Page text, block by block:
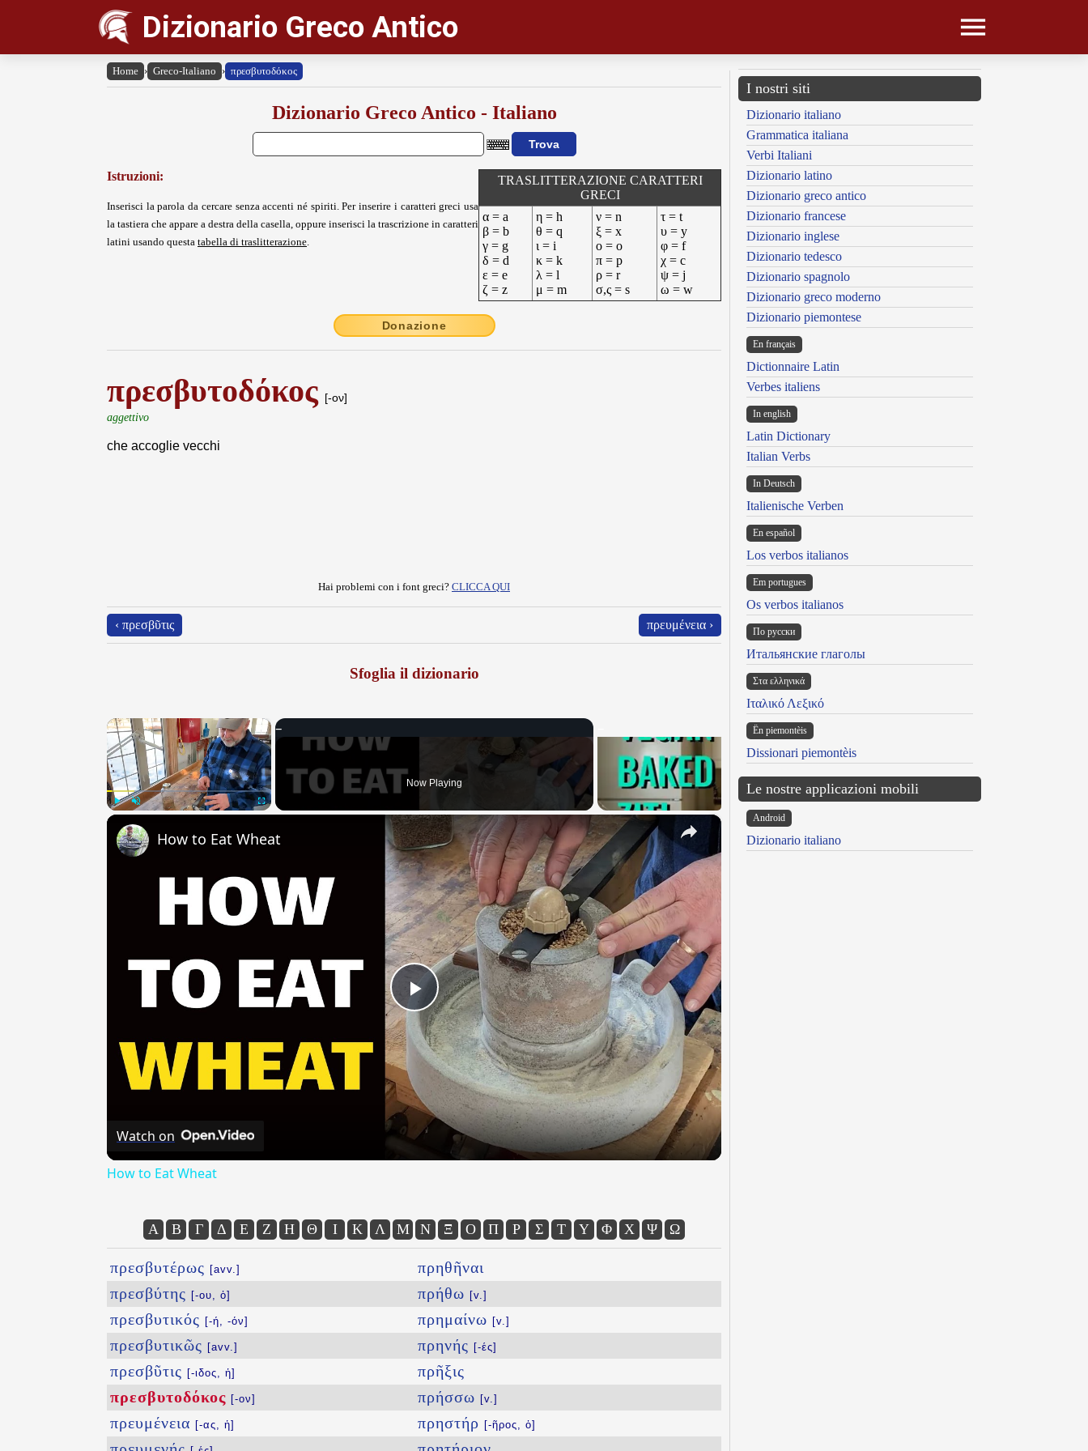
Dizionario Greco Antico
Home › Greco-Italiano › πρεσβυτοδόκος
Dizionario Greco Antico - Italiano
Istruzioni:
Inserisci la parola da cercare senza accenti né spiriti. Per inserire i caratteri greci usa
la tastiera che appare a destra della casella, oppure inserisci la trascrizione in caratteri
latini usando questa tabella di traslitterazione.
TRASLITTERAZIONE CARATTERI
GRECI
α = a
β = b
γ = g
δ = d
ε = e
ζ = z
η = h
θ = q
ι = i
κ = k
λ = l
μ = m
ν = n
ξ = x
ο = o
π = p
ρ = r
σ,ς = s
τ = t
υ = y
φ = f
χ = c
ψ = j
ω = w
Donazione
πρεσβυτοδόκος [-ον]
aggettivo
che accoglie vecchi
Hai problemi con i font greci? CLICCA QUI
‹ πρεσβῦτις πρευμένεια ›
Sfoglia il dizionario
×
Now Playing
×
Play
Video
How to Eat Wheat
Watch on
How to Eat Wheat
Α Β Γ Δ Ε Ζ Η Θ Ι Κ Λ Μ Ν Ξ Ο Π Ρ Σ Τ Υ Φ Χ Ψ Ω
πρεσβυτέρως [avv.]
πρεσβύτης [-ου, ὁ]
πρεσβυτικός [-ή, -όν]
πρεσβυτικῶς [avv.]
πρεσβῦτις [-ιδος, ἡ]
πρεσβυτοδόκος [-ον]
πρευμένεια [-ας, ἡ]
πρηθῆναι
πρήθω [v.]
πρημαίνω [v.]
πρηνής [-ές]
πρῆξις
πρήσσω [v.]
πρηστήρ [-ῆρος, ὁ]
I nostri siti
Dizionario italiano
Grammatica italiana
Verbi Italiani
Dizionario latino
Dizionario greco antico
Dizionario francese
Dizionario inglese
Dizionario tedesco
Dizionario spagnolo
Dizionario greco moderno
Dizionario piemontese
En français
Dictionnaire Latin
Verbes italiens
In english
Latin Dictionary
Italian Verbs
In Deutsch
Italienische Verben
En español
Los verbos italianos
Em portugues
Os verbos italianos
По русски
Итальянские глаголы
Στα ελληνικά
Ιταλικό Λεξικό
Ën piemontèis
Dissionari piemontèis
Le nostre applicazioni mobili
Android
Dizionario italiano